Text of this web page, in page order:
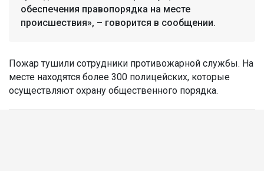
обеспечения правопорядка на месте
происшествия», – говорится в сообщении.
Пожар тушили сотрудники противожарной службы. На
месте находятся более 300 полицейских, которые
осуществляют охрану общественного порядка.